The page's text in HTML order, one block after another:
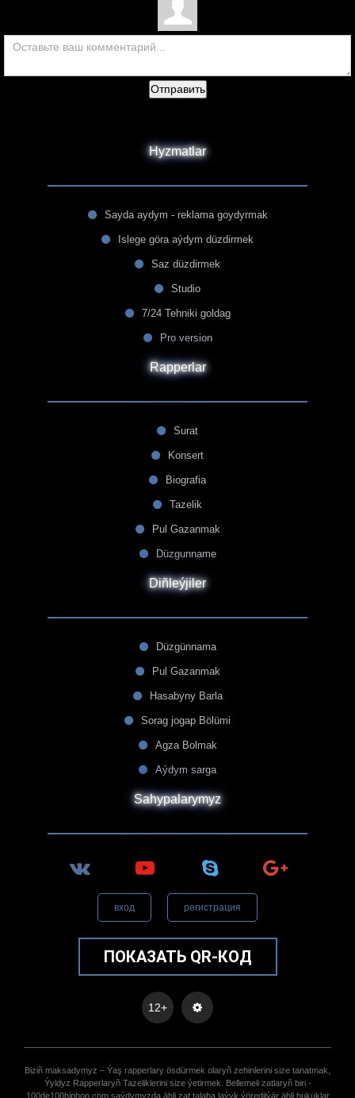
Отправить
Hyzmatlar
Sayda aydym - reklama goydyrmak
Islege göra aýdym düzdirmek
Saz düzdirmek
Studio
7/24 Tehniki goldag
Pro version
Rapperlar
Surat
Konsert
Biografia
Tazelik
Pul Gazanmak
Düzgunname
Diñleýjiler
Düzgünnama
Pul Gazanmak
Hasabyny Barla
Sorag jogap Bölümi
Agza Bolmak
Aýdym sarga
Sahypalarymyz
вход регистрация
ПОКАЗАТЬ QR-КОД
12+
Biziñ maksadymyz – Ýaş rapperlary ösdürmek olaryñ zehinlerini size tanatmak,
Ýyldyz Rapperlaryñ Tazeliklerini size ýetirmek. Bellemeli zatlaryñ biri -
100de100hiphop.com saýdymyzda ähli zat talaba laýyk ýöredilýär ähli hukuklar